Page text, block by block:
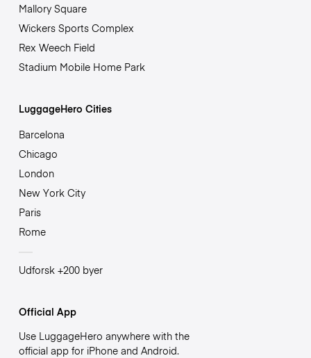
Mallory Square
Wickers Sports Complex
Rex Weech Field
Stadium Mobile Home Park
LuggageHero Cities
Barcelona
Chicago
London
New York City
Paris
Rome
Udforsk +200 byer
Official App
Use LuggageHero anywhere with the
official app for iPhone and Android.